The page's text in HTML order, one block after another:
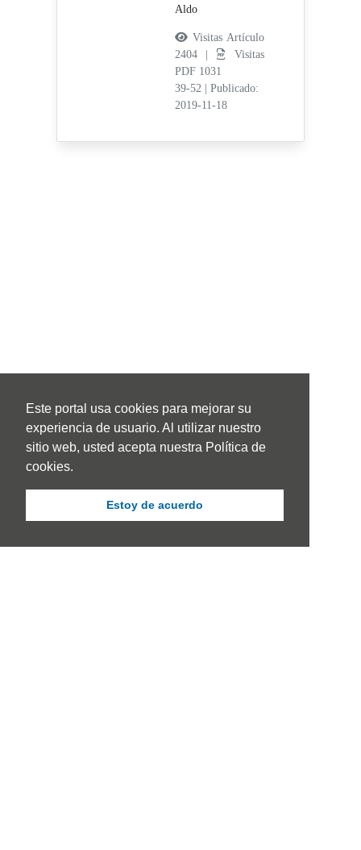
Este portal usa cookies para mejorar su
experiencia de usuario. Al utilizar nuestro
sitio web, usted acepta nuestra Política de
cookies.
Estoy de acuerdo
Aldo
Visitas Artículo
2404 |
Visitas
PDF 1031
39-52
Publicado:
2019-11-18